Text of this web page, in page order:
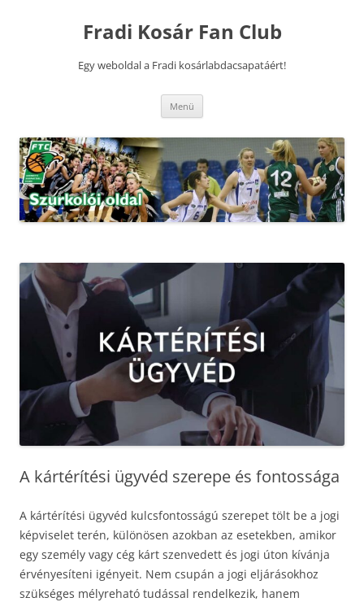
Fradi Kosár Fan Club
Egy weboldal a Fradi kosárlabdacsapatáért!
Menü
A kártérítési ügyvéd szerepe és fontossága
A kártérítési ügyvéd kulcsfontosságú szerepet tölt be a jogi
képviselet terén, különösen azokban az esetekben, amikor
egy személy vagy cég kárt szenvedett és jogi úton kívánja
érvényesíteni igényeit. Nem csupán a jogi eljárásokhoz
szükséges mélyreható tudással rendelkezik, hanem